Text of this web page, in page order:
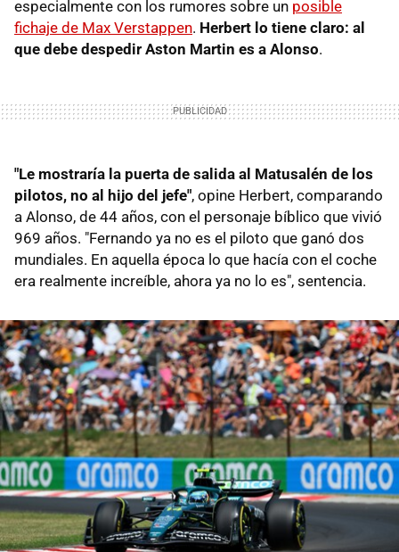
especialmente con los rumores sobre un posible
fichaje de Max Verstappen. Herbert lo tiene claro: al
que debe despedir Aston Martin es a Alonso.
"Le mostraría la puerta de salida al Matusalén de los
pilotos, no al hijo del jefe", opine Herbert, comparando
a Alonso, de 44 años, con el personaje bíblico que vivió
969 años. "Fernando ya no es el piloto que ganó dos
mundiales. En aquella época lo que hacía con el coche
era realmente increíble, ahora ya no lo es", sentencia.